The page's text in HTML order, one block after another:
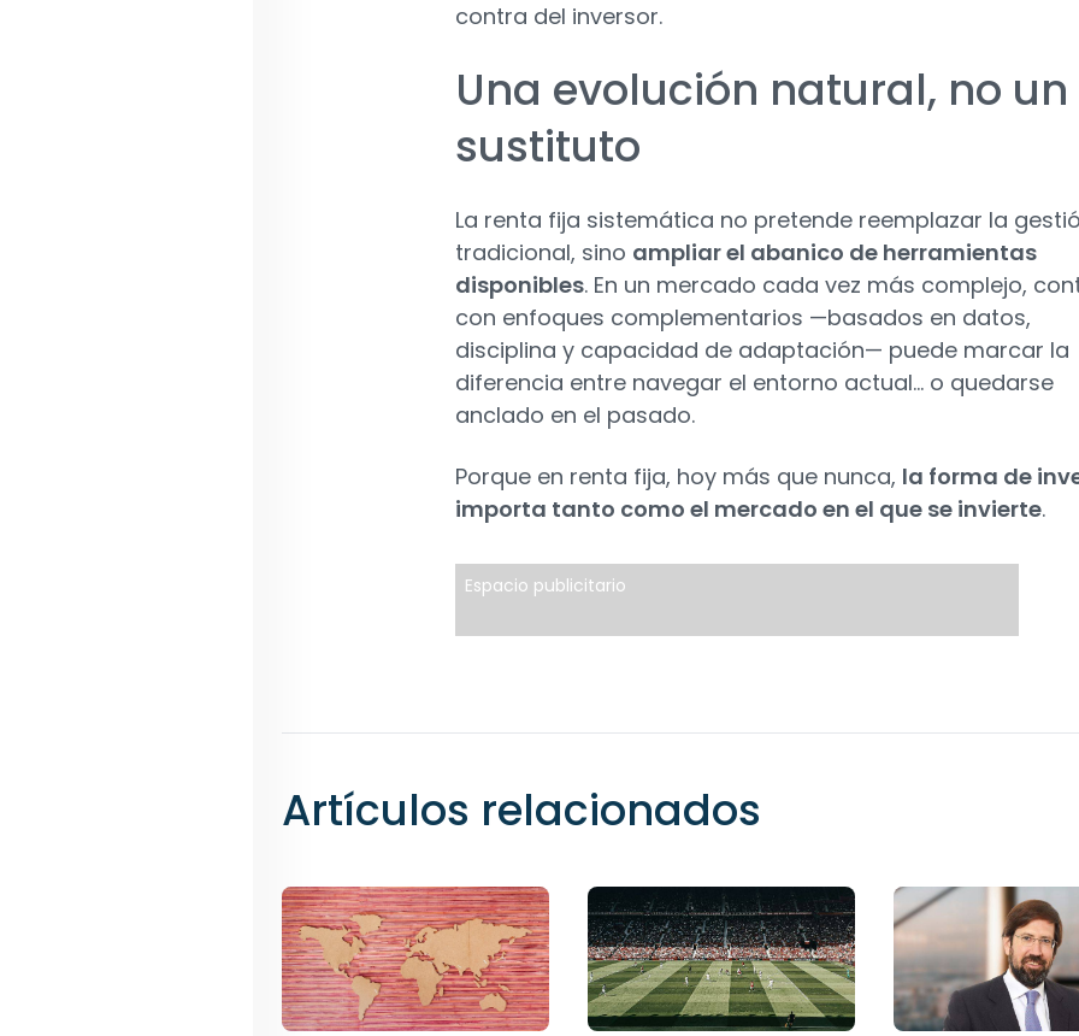
contra del inversor.
Una evolución natural, no un
sustituto
La renta fija sistemática no pretende reemplazar la
tradicional, sino ampliar el abanico de herramientas
disponibles. En un mercado cada vez más complejo,
con enfoques complementarios —basados en datos,
disciplina y capacidad de adaptación— puede marcar la
diferencia entre navegar el entorno actual… o quedarse
anclado en el pasado.
Porque en renta fija, hoy más que nunca, la forma de
importa tanto como el mercado en el que se invierte.
Espacio publicitario
Artículos relacionados